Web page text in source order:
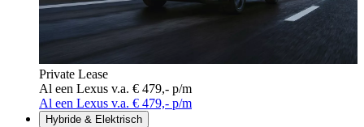
Private Lease
Al een Lexus v.a. € 479,- p/m
Al een Lexus v.a. € 479,- p/m
Hybride & Elektrisch